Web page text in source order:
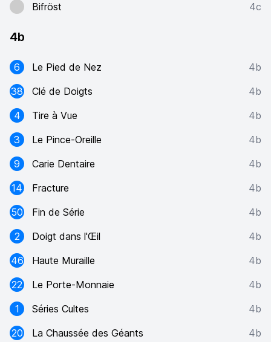
Bifröst
4c
4b
6 Le Pied de Nez
4b
38
Clé de Doigts
4b
4
Tire à Vue
4b
3
Le Pince-Oreille
4b
9
Carie Dentaire
4b
14
Fracture
4b
50
Fin de Série
4b
2
Doigt dans l'Œil
4b
46
Haute Muraille
4b
22
Le Porte-Monnaie
4b
1
Séries Cultes
4b
20
La Chaussée des Géants
4b